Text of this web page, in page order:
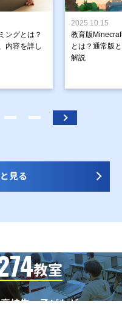
ングとは？
内容を詳し
2025.10.15
教育版
とは？通常版
解説
見る
教室
校生・子どもが